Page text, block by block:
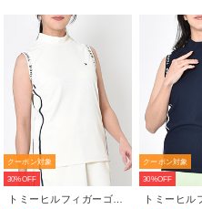
クーポン対象
30%OFF
クーポン対象
30%OFF